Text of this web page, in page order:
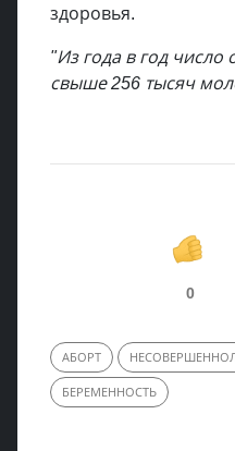
здоровья.
"Из года в год число
свыше 256 тысяч
0
АБОРТ
БЕРЕМЕННОСТЬ